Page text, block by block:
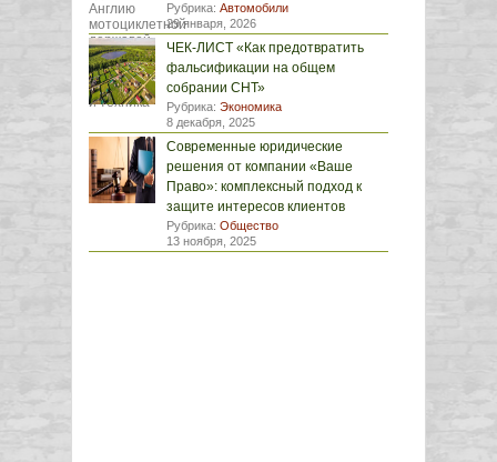
Рубрика: Автомобили
29 января, 2026
ЧЕК-ЛИСТ «Как предотвратить
фальсификации на общем
собрании СНТ»
Рубрика: Экономика
8 декабря, 2025
Современные юридические
решения от компании «Ваше
Право»: комплексный подход к
защите интересов клиентов
Рубрика: Общество
13 ноября, 2025